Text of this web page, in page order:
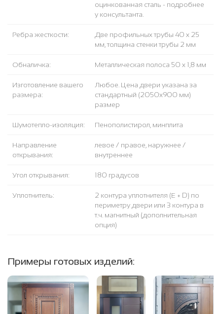
оцинкованная сталь - подробнее
у консультанта.
Ребра жесткости:
Две профильных трубы 40 х 25
мм, толщина стенки трубы 2 мм
Обналичка: Металлическая полоса 50 х 1,8 мм
Изготовление вашего
размера:
Любое. Цена двери указана за
стандартный (2050x900 мм)
размер
Шумотепло-изоляция: Пенополистирол, минплита
Направление
открывания:
левое / правое, наружнее /
внутреннее
Угол открывания: 180 градусов
Уплотнитель:
2 контура уплотнителя (Е + D) по
периметру двери или 3 контура в
т.ч. магнитный (дополнительная
опция)
Примеры готовых изделий: